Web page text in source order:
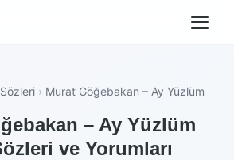
› Murat Göğebakan – Ay Yüzlüm
– Ay Yüzlüm
ve Yorumları